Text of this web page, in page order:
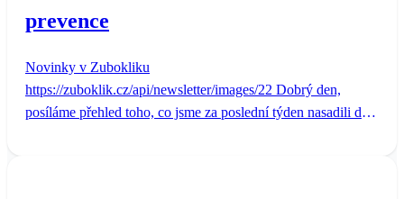
prevence
Novinky v Zubokliku
https://zuboklik.cz/api/newsletter/images/22 Dobrý den,
posíláme přehled toho, co jsme za poslední týden nasadili do